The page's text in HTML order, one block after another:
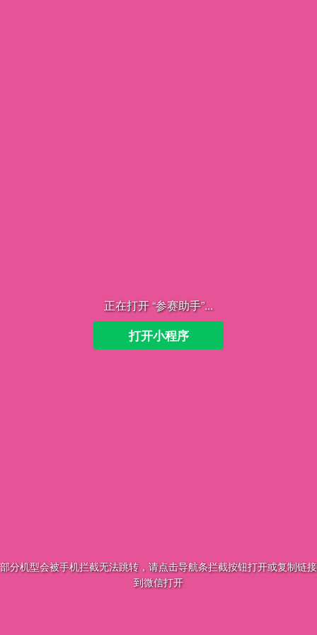
正在打开 “参赛助手”...
打开小程序
部分机型会被手机拦截无法跳转，请点击导航条拦截按钮打开或复制链接
到微信打开